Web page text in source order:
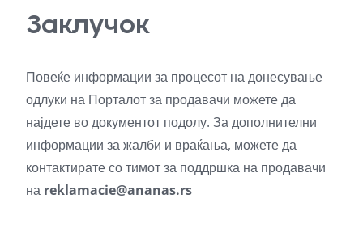
Заклучок
Повеќе информации за процесот на донесување
одлуки на Порталот за продавачи можете да
најдете во документот подолу. За дополнителни
информации за жалби и враќања, можете да
контактирате со тимот за поддршка на продавачи
на reklamacie@ananas.rs